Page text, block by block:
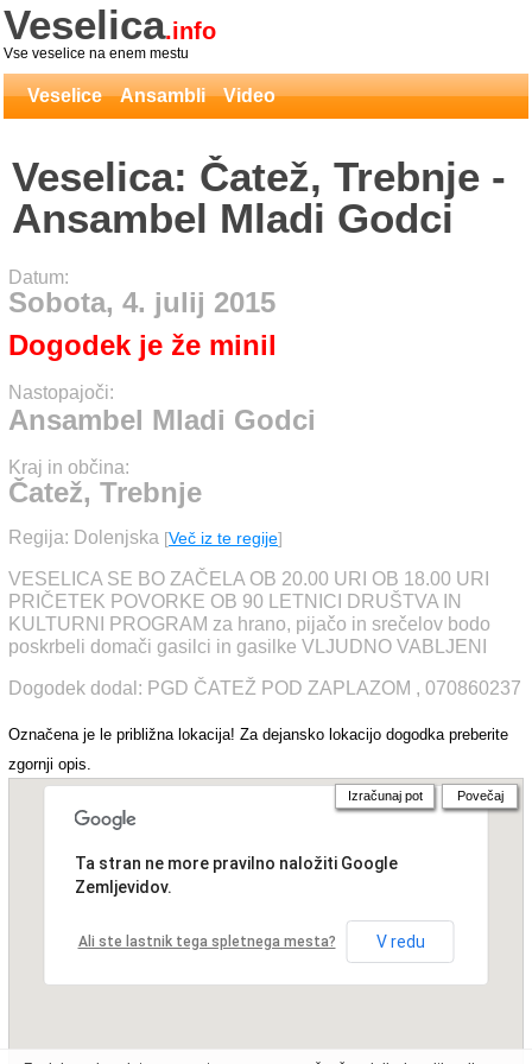
Veselica.info
Vse veselice na enem mestu
Veselice Ansambli Video
Veselica: Čatež, Trebnje -
Ansambel Mladi Godci
Datum:
Sobota, 4. julij 2015
Dogodek je že minil
Nastopajoči:
Ansambel Mladi Godci
Kraj in občina:
Čatež, Trebnje
Regija: Dolenjska [Več iz te regije]
VESELICA SE BO ZAČELA OB 20.00 URI OB 18.00 URI
PRIČETEK POVORKE OB 90 LETNICI DRUŠTVA IN
KULTURNI PROGRAM za hrano, pijačo in srečelov bodo
poskrbeli domači gasilci in gasilke VLJUDNO VABLJENI
Dogodek dodal: PGD ČATEŽ POD ZAPLAZOM , 070860237
Označena je le približna lokacija! Za dejansko lokacijo dogodka preberite
zgornji opis.
Ta stran ne more pravilno naložiti Google
Zemljevidov.
Ali ste lastnik tega spletnega mesta? V redu
Izračunaj pot Povečaj